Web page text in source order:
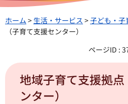
ホーム > 生活・サービス >子ども・子
（子育て支援センター）
ページID :
地域子育て支援拠
ンター）